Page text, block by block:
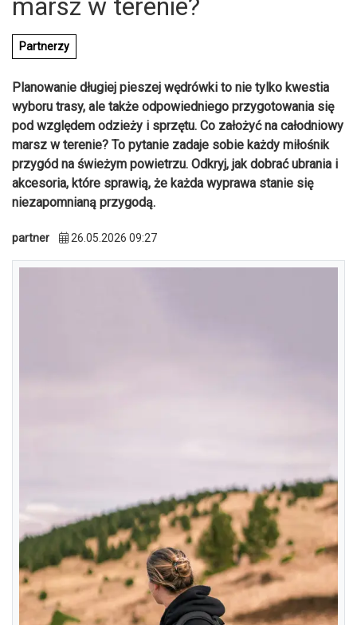
marsz w terenie?
Partnerzy
Planowanie długiej pieszej wędrówki to nie tylko kwestia
wyboru trasy, ale także odpowiedniego przygotowania się
pod względem odzieży i sprzętu. Co założyć na całodniowy
marsz w terenie? To pytanie zadaje sobie każdy miłośnik
przygód na świeżym powietrzu. Odkryj, jak dobrać ubrania i
akcesoria, które sprawią, że każda wyprawa stanie się
niezapomnianą przygodą.
partner 26.05.2026 09:27